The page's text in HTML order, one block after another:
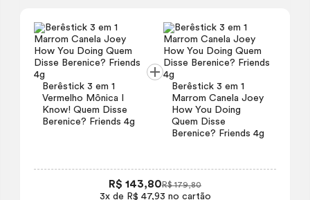
Berêstick 3 em 1
Vermelho Mônica I
Know! Quem Disse
Berenice? Friends 4g
Berêstick 3 em 1
Marrom Canela Joey
How You Doing
Quem Disse
Berenice? Friends 4g
R$ 179,80
R$ 143,80
3x de R$ 47,93 no cartão